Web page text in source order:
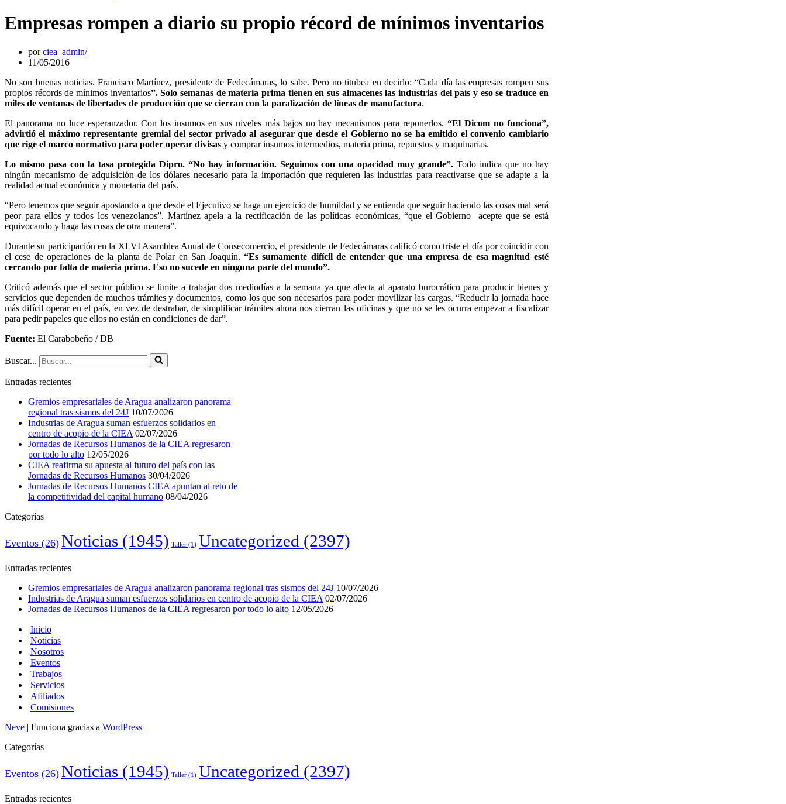
Empresas rompen a diario su propio récord de mínimos inventarios
porciea_admin
11/05/2016
No son buenas noticias. Francisco Martínez, presidente de Fedecámaras, lo sabe. Pero no titubea en decirlo: “Cada día las empresas rompen sus
propios récords de mínimos inventarios”. Solo semanas de materia prima tienen en sus almacenes las industrias del país y eso se traduce en
miles de ventanas de libertades de producción que se cierran con la paralización de líneas de manufactura.
El panorama no luce esperanzador. Con los insumos en sus niveles más bajos no hay mecanismos para reponerlos. “El Dicom no funciona”,
advirtió el máximo representante gremial del sector privado al asegurar que desde el Gobierno no se ha emitido el convenio cambiario
que rige el marco normativo para poder operar divisas y comprar insumos intermedios, materia prima, repuestos y maquinarias.
Lo mismo pasa con la tasa protegida Dipro. “No hay información. Seguimos con una opacidad muy grande”.Todo indica que no hay
ningún mecanismo de adquisición de los dólares necesario para la importación que requieren las industrias para reactivarse que se adapte a la
realidad actual económica y monetaria del país.
“Pero tenemos que seguir apostando a que desde el Ejecutivo se haga un ejercicio de humildad y se entienda que seguir haciendo las cosas mal será
peor para ellos y todos los venezolanos”. Martínez apela a la rectificación de las políticas económicas, “que el Gobierno acepte que se está
equivocando y haga las cosas de otra manera”.
Durante su participación en la XLVI Asamblea Anual de Consecomercio, el presidente de Fedecámaras calificó como triste el día por coincidir con
el cese de operaciones de la planta de Polar en San Joaquín.“Es sumamente difícil de entender que una empresa de esa magnitud esté
cerrando por falta de materia prima. Eso no sucede en ninguna parte del mundo”.
Criticó además que el sector público se limite a trabajar dos mediodías a la semana ya que afecta al aparato burocrático para producir bienes y
servicios que dependen de muchos trámites y documentos, como los que son necesarios para poder movilizar las cargas. “Reducir la jornada hace
más difícil operar en el país, en vez de destrabar, de simplificar trámites ahora nos cierran las oficinas y que no se les ocurra empezar a fiscalizar
para pedir papeles que ellos no están en condiciones de dar”.
Fuente: El Carabobeño / DB
Buscar...
Entradas recientes
Gremios empresariales de Aragua analizaron panorama
regional tras sismos del 24J 10/07/2026
Industrias de Aragua suman esfuerzos solidarios en
centro de acopio de la CIEA 02/07/2026
Jornadas de Recursos Humanos de la CIEA regresaron
por todo lo alto 12/05/2026
CIEA reafirma su apuesta al futuro del país con las
Jornadas de Recursos Humanos 30/04/2026
Jornadas de Recursos Humanos CIEA apuntan al reto de
la competitividad del capital humano 08/04/2026
Categorías
Eventos (26) Noticias (1945) Taller (1) Uncategorized (2397)
Entradas recientes
Gremios empresariales de Aragua analizaron panorama regional tras sismos del 24J 10/07/2026
Industrias de Aragua suman esfuerzos solidarios en centro de acopio de la CIEA 02/07/2026
Jornadas de Recursos Humanos de la CIEA regresaron por todo lo alto 12/05/2026
Inicio
Noticias
Nosotros
Eventos
Trabajos
Servicios
Afiliados
Comisiones
Neve | Funciona gracias a WordPress
Categorías
Eventos (26) Noticias (1945) Taller (1) Uncategorized (2397)
Entradas recientes